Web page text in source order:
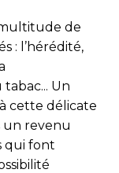
multitude de
: l’hérédité,
tabac... Un
cette délicate
un revenu
qui font